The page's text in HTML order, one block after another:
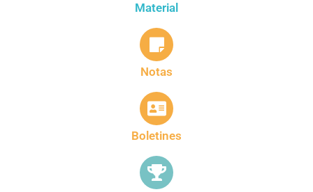
Material
Notas
Boletines